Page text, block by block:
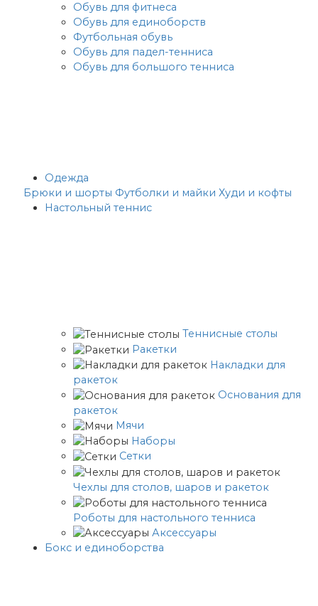
Обувь для фитнеса
Обувь для единоборств
Футбольная обувь
Обувь для падел-тенниса
Обувь для большого тенниса
Одежда
Брюки и шорты Футболки и майки Худи и кофты
Настольный теннис
Теннисные столы
Ракетки
Накладки для
ракеток
Основания для
ракеток
Мячи
Наборы
Сетки
Чехлы для столов, шаров и ракеток
Роботы для настольного тенниса
Аксессуары
Бокс и единоборства